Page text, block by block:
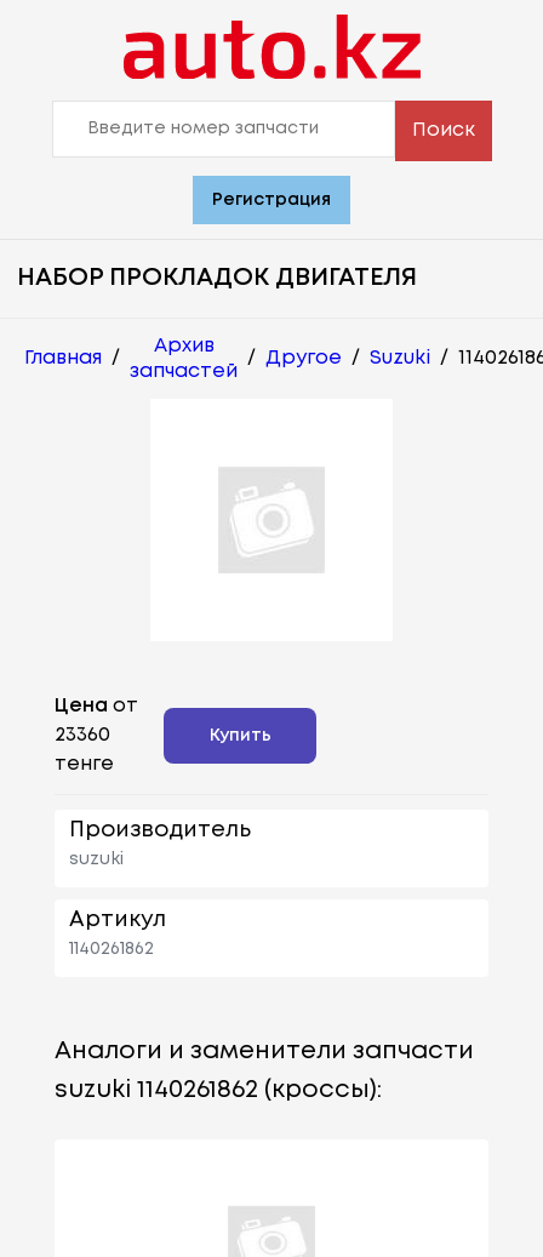
Поиск
Регистрация
НАБОР ПРОКЛАДОК ДВИГАТЕЛЯ
Главная /
Архив
запчастей
/ Другое / Suzuki /
Цена от
23360
тенге
Купить
Производитель
suzuki
Артикул
1140261862
Аналоги и заменители запчасти
suzuki 1140261862 (кроссы):